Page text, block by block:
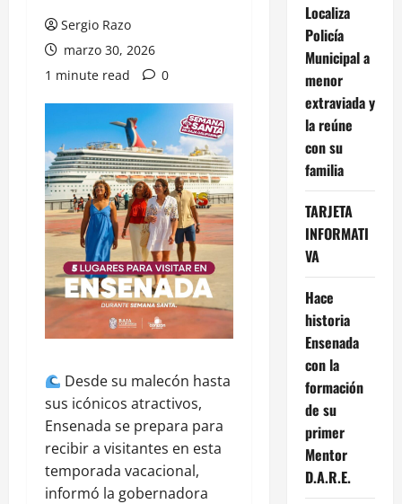
Sergio Razo
marzo 30, 2026
1 minute read
0
Desde su malecón hasta
sus icónicos atractivos,
Ensenada se prepara para
recibir a visitantes en esta
temporada vacacional,
informó la gobernadora
Localiza
Policía
Municipal a
menor
extraviada y
la reúne
con su
familia
TARJETA
INFORMATI
VA
Hace
historia
Ensenada
con la
formación
de su
primer
Mentor
D.A.R.E.